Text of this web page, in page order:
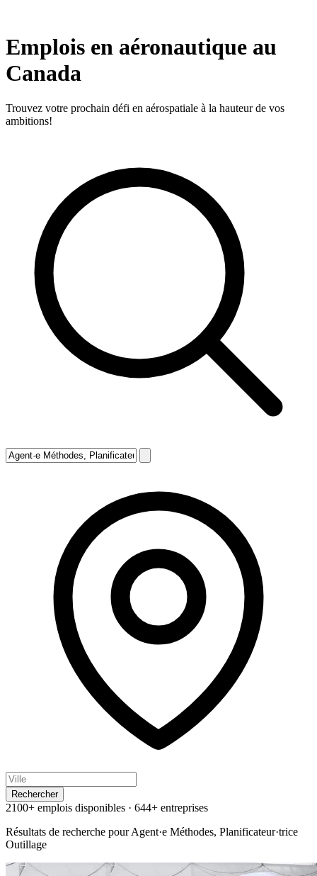
Emplois en aéronautique au
Canada
Trouvez votre prochain défi en aérospatiale à la hauteur de vos
ambitions!
Rechercher
2100+ emplois disponibles · 644+ entreprises
Résultats de recherche pourAgent·e Méthodes, Planificateur·trice
Outillage